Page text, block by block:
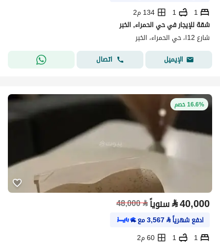
1
1
134 م2
شقة للإيجار في حي الحمراء, الخبر
شارع 12ا، حي الحمراء، الخبر
الإيميل
اتصال
16.6% خصم
⃁40,000 سنوياً⃁
48,000
ادفع شهرياً⃁
3,567مع
1
1
60 م2